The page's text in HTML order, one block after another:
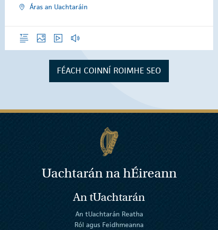
Áras an Uachtaráin
ForléargasGrianghraif
FÉACH COINNÍ ROIMHE SEO
Uachtarán nahÉireann
An tUachtarán
An tUachtarán Reatha
Ról agus Feidhmeanna